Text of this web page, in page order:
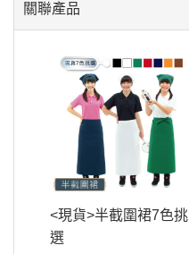
關聯產品
<現貨>半截圍裙7色挑
選